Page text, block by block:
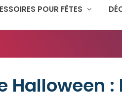
POUR FÊTES
Halloween